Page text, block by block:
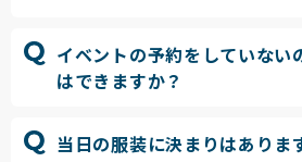
イベントの予約をしていない
はできますか？
当日の服装に決まりはありま